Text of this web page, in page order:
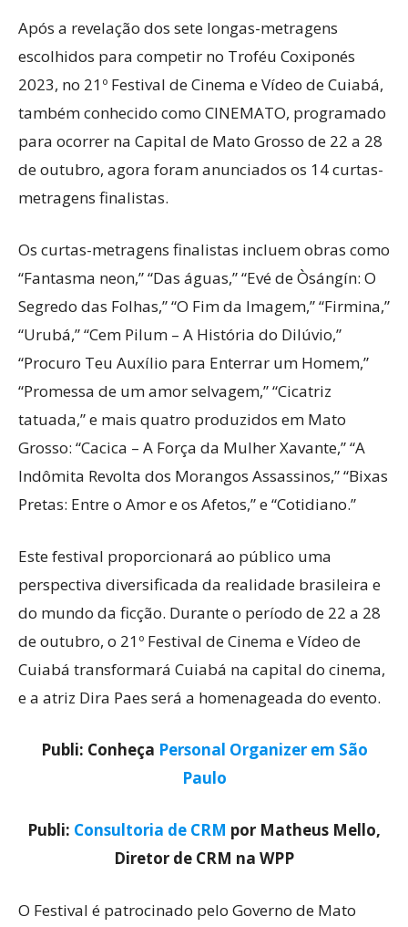
Após a revelação dos sete longas-metragens
escolhidos para competir no Troféu Coxiponés
2023, no 21º Festival de Cinema e Vídeo de Cuiabá,
também conhecido como CINEMATO, programado
para ocorrer na Capital de Mato Grosso de 22 a 28
de outubro, agora foram anunciados os 14 curtas-
metragens finalistas.
Os curtas-metragens finalistas incluem obras como
“Fantasma neon,” “Das águas,” “Evé de Òsángín: O
Segredo das Folhas,” “O Fim da Imagem,” “Firmina,”
“Urubá,” “Cem Pilum – A História do Dilúvio,”
“Procuro Teu Auxílio para Enterrar um Homem,”
“Promessa de um amor selvagem,” “Cicatriz
tatuada,” e mais quatro produzidos em Mato
Grosso: “Cacica – A Força da Mulher Xavante,” “A
Indômita Revolta dos Morangos Assassinos,” “Bixas
Pretas: Entre o Amor e os Afetos,” e “Cotidiano.”
Este festival proporcionará ao público uma
perspectiva diversificada da realidade brasileira e
do mundo da ficção. Durante o período de 22 a 28
de outubro, o 21º Festival de Cinema e Vídeo de
Cuiabá transformará Cuiabá na capital do cinema,
e a atriz Dira Paes será a homenageada do evento.
Publi: Conheça Personal Organizer em São
Paulo
Publi: Consultoria de CRM por Matheus Mello,
Diretor de CRM na WPP
O Festival é patrocinado pelo Governo de Mato